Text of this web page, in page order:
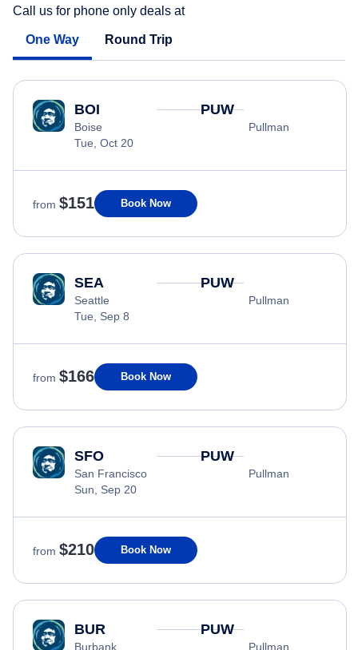
Call us for phone only deals at
One Way Round Trip
BOI
Boise
Tue, Oct 20
PUW
Pullman
from $151 Book Now
SEA
Seattle
Tue, Sep 8
PUW
Pullman
from $166 Book Now
SFO
San Francisco
Sun, Sep 20
PUW
Pullman
from $210 Book Now
BUR
Burbank
PUW
Pullman